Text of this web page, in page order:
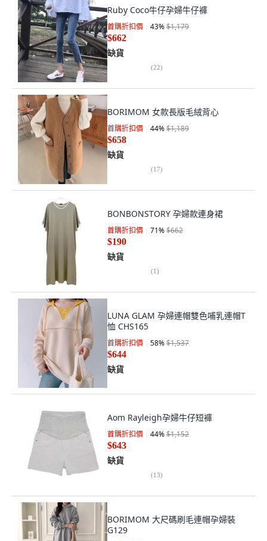
Ruby Coco牛仔孕婦牛仔褲
首購折扣價 43%$1,179
$662
缺貨
(22)
BORIMOM 女款長版毛絨背心
首購折扣價 44%$1,189
$658
缺貨
(17)
BONBONSTORY 孕婦款連身裙
首購折扣價 71%$662
$190
缺貨
(1)
LUNA GLAM 孕婦連帽雙色哺乳連帽T
恤 CHS165
首購折扣價 58%$1,537
$644
缺貨
Aom Rayleigh孕婦牛仔短褲
首購折扣價 44%$1,152
$643
缺貨
(13)
BORIMOM 大尺碼刷毛連帽孕婦裝
G129